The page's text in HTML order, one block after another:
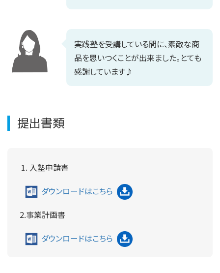
実践塾を受講している間に、素敵な商
品を思いつくことが出来ました。とても
感謝しています♪
提出書類
入塾申請書
ダウンロードはこちら
2.事業計画書
ダウンロードはこちら